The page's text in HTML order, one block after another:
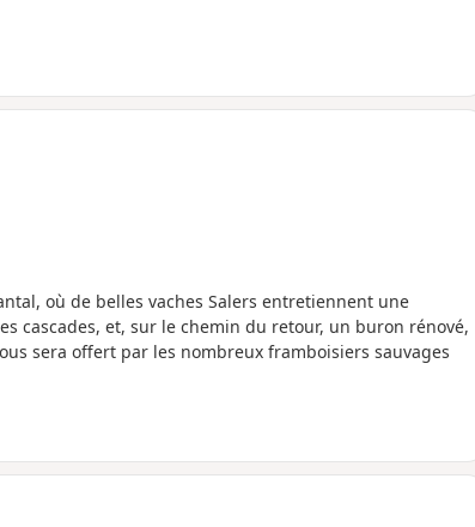
où de belles vaches Salers entretiennent une
cascades, et, sur le chemin du retour, un buron rénové,
sera offert par les nombreux framboisiers sauvages